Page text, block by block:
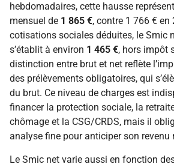
hebdomadaires, cette hausse
mensuel de 1 865 €, contre 1 766 €
cotisations sociales déduites, le Smic
s’établit à environ 1 465 €, hors impôt
distinction entre brut et net reflète
des prélèvements obligatoires, qui
du brut. Ce niveau de charges est
financer la protection sociale, la
chômage et la CSG/CRDS, mais il
analyse fine pour anticiper son revenu
Le Smic net varie aussi en fonction